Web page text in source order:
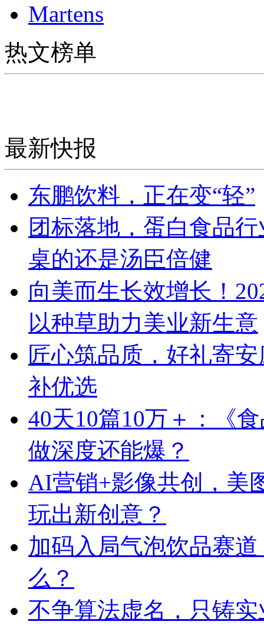
Martens
热文榜单
最新快报
东鹏饮料，正在变“轻”
团标落地，蛋白食品
桌的还是汤臣倍健
向美而生长效增长！
以种草助力美业新生意
匠心筑品质，好礼寄
补优选
40天10篇10万＋：《
做深度还能爆？
AI营销+影像共创，美
玩出新创意？
加码入局气泡饮品赛
么？
不争算法虚名，只铸